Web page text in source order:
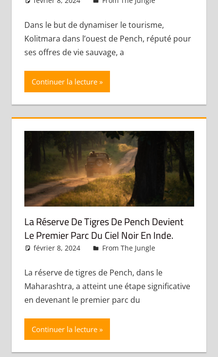
Dans le but de dynamiser le tourisme,
Kolitmara dans l’ouest de Pench, réputé pour
ses offres de vie sauvage, a
Continuer la lecture
La Réserve De Tigres De Pench Devient
Le Premier Parc Du Ciel Noir En Inde.
février 8, 2024 admin
From The Jungle
La réserve de tigres de Pench, dans le
Maharashtra, a atteint une étape significative
en devenant le premier parc du
Continuer la lecture